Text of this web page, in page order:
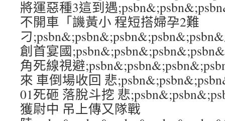
將運惡種3這到遇
不開車「譏黃小 程短搭婦孕2難
刁
創首宴國
角死線視避
來 車倒場收回 悲
01死砸 落脫斗挖 悲
獲尉中 吊上傳又隊戰